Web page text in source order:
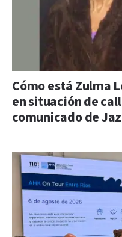
Cómo está Zulma
en situación de
comunicado de